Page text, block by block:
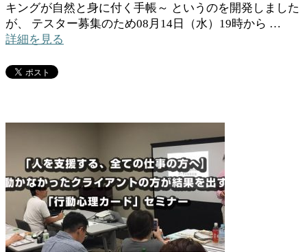
キングが自然と身に付く手帳～ というのを開発しました
が、 テスター募集のため08月14日（水）19時から …
詳細を見る